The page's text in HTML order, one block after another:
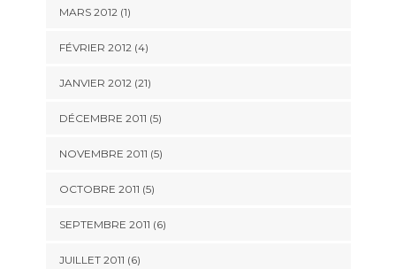
MARS 2012 (1)
FÉVRIER 2012 (4)
JANVIER 2012 (21)
DÉCEMBRE 2011 (5)
NOVEMBRE 2011 (5)
OCTOBRE 2011 (5)
SEPTEMBRE 2011 (6)
JUILLET 2011 (6)